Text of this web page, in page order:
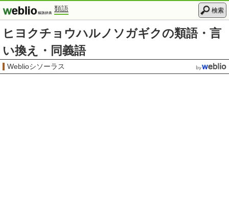
類語 検索
ヒヨクチョウハルノソガギクの類語・言
い換え・同義語
Weblioシソーラス